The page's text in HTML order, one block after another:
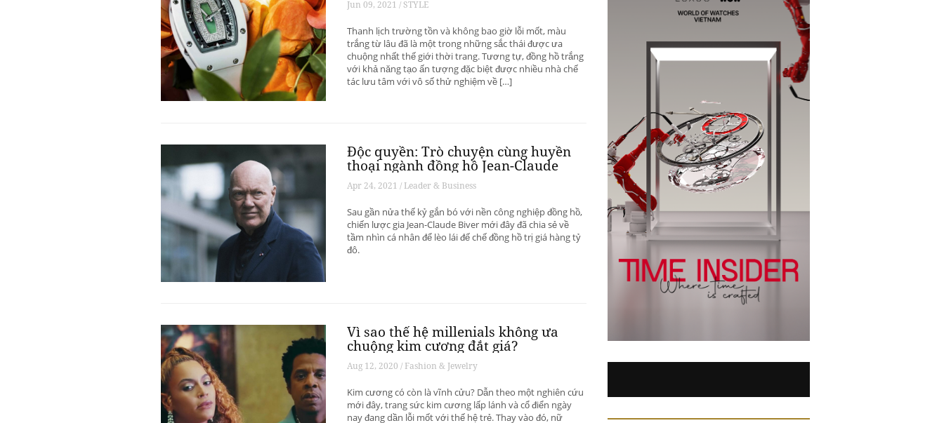
Jun 09, 2021 / STYLE
Thanh lịch trường tồn và không bao giờ lỗi mốt, màu
trắng từ lâu đã là một trong những sắc thái được ưa
chuộng nhất thế giới thời trang. Tương tự, đồng hồ trắng
với khả năng tạo ấn tượng đặc biệt được nhiều nhà chế
tác lưu tâm với vô số thử nghiệm về […]
Độc quyền: Trò chuyện cùng huyền
thoại ngành đồng hồ Jean-Claude
Biver
Apr 24, 2021 / Leader & Business
Sau gần nửa thế kỷ gắn bó với nền công nghiệp đồng hồ,
chiến lược gia Jean-Claude Biver mới đây đã chia sẻ về
tầm nhìn cá nhân để lèo lái đế chế đồng hồ trị giá hàng tỷ
đô.
Vì sao thế hệ millenials không ưa
chuộng kim cương đắt giá?
Aug 12, 2020 / Fashion & Jewelry
Kim cương có còn là vĩnh cửu? Dẫn theo một nghiên cứu
mới đây, trang sức kim cương lấp lánh và cổ điển ngày
nay đang dần lỗi mốt với thế hệ trẻ. Thay vào đó, nữ